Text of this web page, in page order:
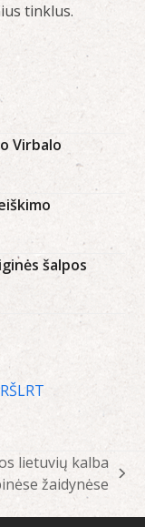
tinklus.
Virbalo
šalpos
LRT
lietuvių kalba
žaidynėse